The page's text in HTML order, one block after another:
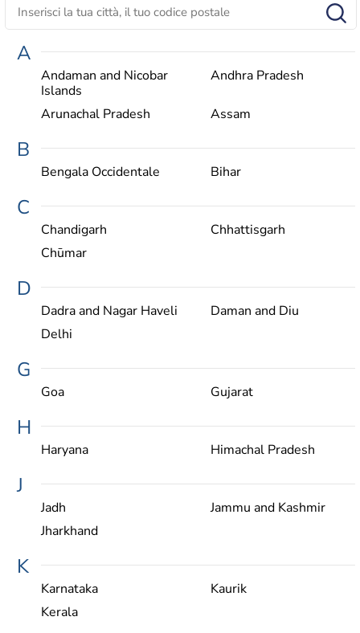
A
Andaman and Nicobar
Islands
Andhra Pradesh
Arunachal Pradesh Assam
B
Bengala Occidentale Bihar
C
Chandigarh
Chhattisgarh
Chūmar
D
Dadra and Nagar Haveli
Daman and Diu
Delhi
G
Goa Gujarat
H
Haryana Himachal Pradesh
J
Jadh
Jammu and Kashmir
Jharkhand
K
Karnataka
Kaurik
Kerala